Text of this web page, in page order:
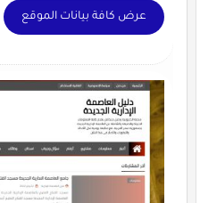
عرض كافة بيانات الموقع